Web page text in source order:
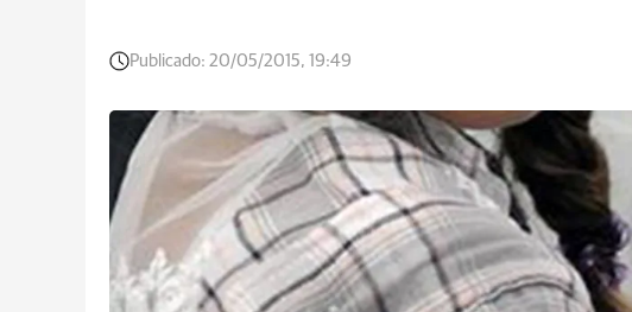
Publicado: 20/05/2015, 19:49